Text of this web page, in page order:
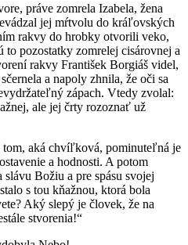
práve zomrela Izabela, žena
jej mŕtvolu do kráľovských
rakvy do hrobky otvorili veko,
pozostatky zomrelej cisárovnej a
rakvy František Borgiáš videl,
a napoly zhnila, že oči sa
zápach. Vtedy zvolal:
ale jej črty rozoznať už
aká chvíľková, pominuteľná je
a hodnosti. A potom
Božiu a pre spásu svojej
s tou kňažnou, ktorá bola
Aký slepý je človek, že na
stvorenia!“